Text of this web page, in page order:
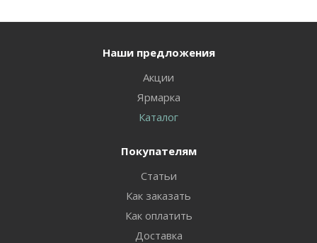
Наши предложения
Акции
Ярмарка
Каталог
Покупателям
Статьи
Как заказать
Как оплатить
Доставка